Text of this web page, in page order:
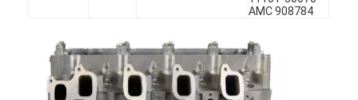
家へ
製品
AMC 908784